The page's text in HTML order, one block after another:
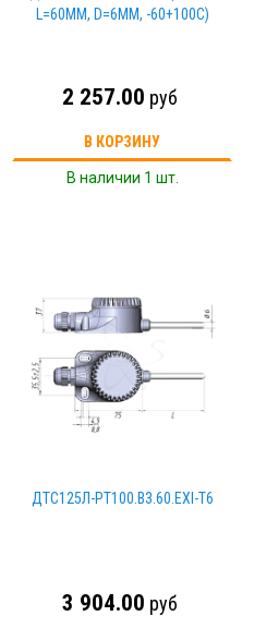
L=60ММ, D=6ММ, -60+100С)
2 257.00 руб
В КОРЗИНУ
В наличии 1 шт.
ДТС125Л-РТ100.В3.60.ЕХI-Т6
3 904.00 руб